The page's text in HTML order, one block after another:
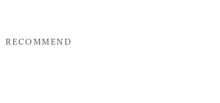
RECOMMEND